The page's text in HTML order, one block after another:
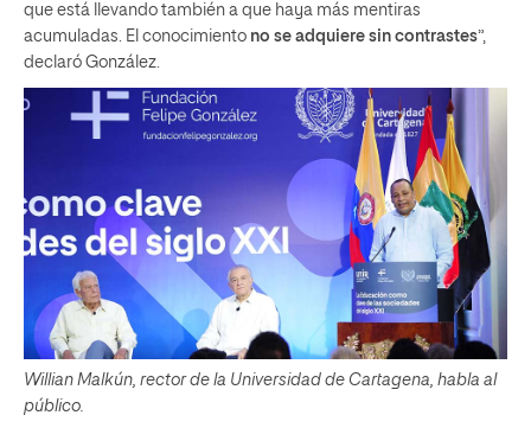
que está llevando también a que haya más mentiras
acumuladas. El conocimiento no se adquiere sin contrastes”,
declaró González.
Willian Malkún, rector de la Universidad de Cartagena, habla al
público.